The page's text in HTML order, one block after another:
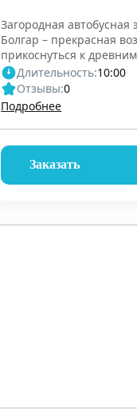
Загородная автобусная
Болгар – прекрасная
прикоснуться к
Татарстана
Длительность:10:00
Отзывы:0
Подробнее
Заказать